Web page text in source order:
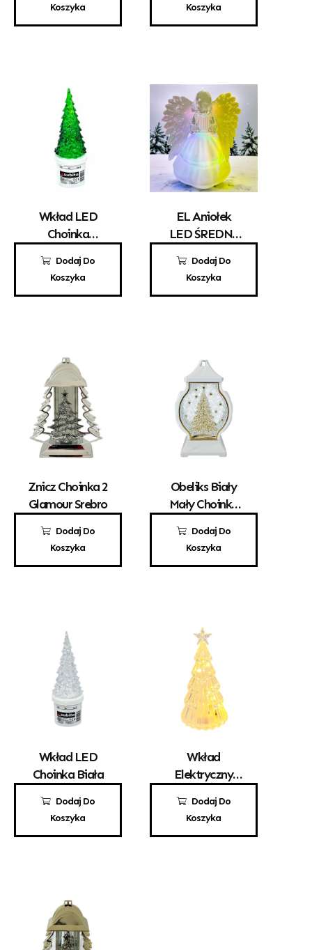
Koszyka
Koszyka
Dodaj Do
Koszyka
Wkład LED
Choinka
12,00 zł
Dodaj Do
Koszyka
EL Aniołek
LED ŚREDNI
25,00 zł
Dodaj Do
Koszyka
Znicz Choinka 2
Glamour Srebro
80,00 zł
Dodaj Do
Koszyka
Obeliks Biały
Mały Choinka
55,00 zł
Dodaj Do
Koszyka
Wkład LED
Choinka Biała
12,00 zł
Dodaj Do
Koszyka
Wkład
Elektryczny
1382
10,00 zł